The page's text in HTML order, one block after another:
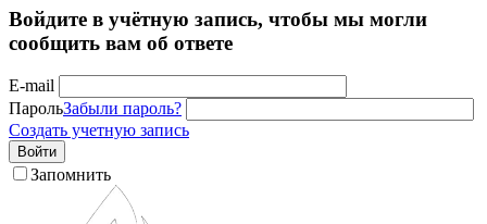
Войдите в учётную запись, чтобы мы могли
сообщить вам об ответе
E-mail
ПарольЗабыли пароль?
Создать учетную запись
Войти
Запомнить